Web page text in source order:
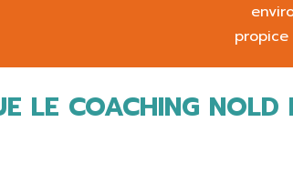
LE COACHING